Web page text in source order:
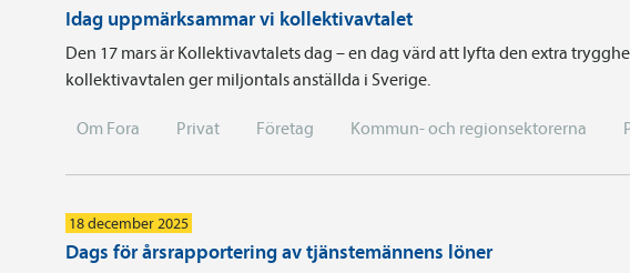
Idag uppmärksammar vi kollektivavtalet
Den 17 mars är Kollektivavtalets dag – en dag värd att lyfta den extra
kollektivavtalen ger miljontals anställda i Sverige.
Om Fora Privat Företag Kommun- och regionsektorerna
18 december 2025
Dags för årsrapportering av tjänstemännens löner